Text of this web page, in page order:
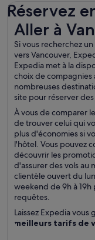
Réservez
Aller à
Si vous recherchez un
vers Vancouver,
Expedia met à la
choix de compagnies
nombreuses
site pour réserver
À vous de comparer
de trouver celui qui
plus d'économies si
l'hôtel. Vous pouvez
découvrir les
d'assurer des vols au
clientèle ouvert du
weekend de 9h à
requêtes.
Laissez Expedia
meilleurs tarifs de
Aller à Vancouver